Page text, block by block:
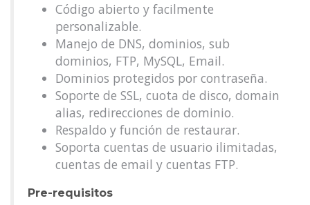
Código abierto y facilmente
personalizable.
Manejo de DNS, dominios, sub
dominios, FTP, MySQL, Email.
Dominios protegidos por contraseña.
Soporte de SSL, cuota de disco, domain
alias, redirecciones de dominio.
Respaldo y función de restaurar.
Soporta cuentas de usuario ilimitadas,
cuentas de email y cuentas FTP.
Pre-requisitos